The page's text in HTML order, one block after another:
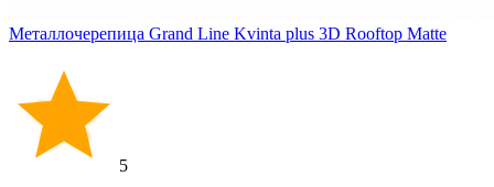
Металлочерепица Grand Line Kvinta plus 3D Rooftop Matte
5